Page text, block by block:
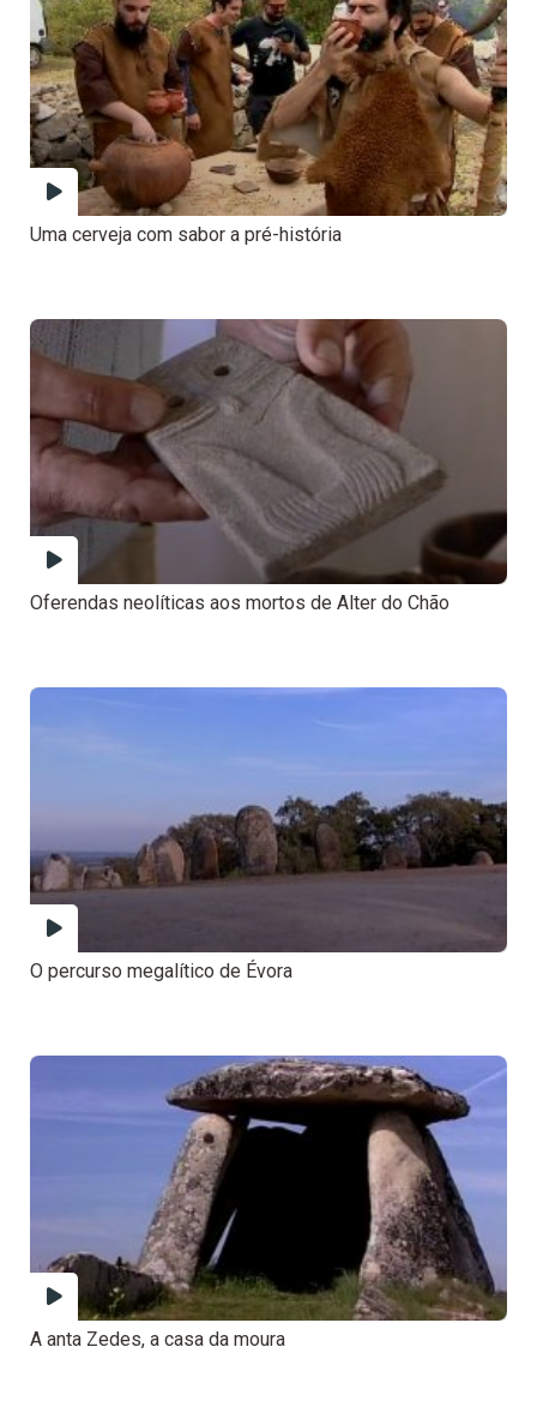
Uma cerveja com sabor a pré-história
Oferendas neolíticas aos mortos de Alter do Chão
O percurso megalítico de Évora
A anta Zedes, a casa da moura